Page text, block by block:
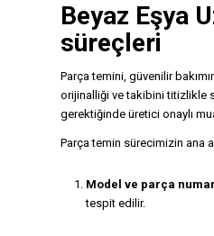
Beyaz Eşya
süreçleri
Parça temini, güvenilir
orijinalliği ve takibini titizlikle
gerektiğinde üretici onaylı
Parça temin sürecimizin ana
Model ve parça
tespit edilir.